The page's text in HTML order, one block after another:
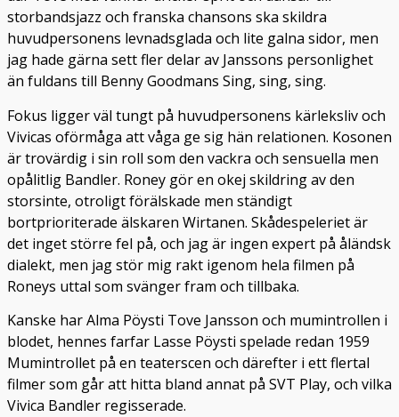
storbandsjazz och franska chansons ska skildra
huvudpersonens levnadsglada och lite galna sidor, men
jag hade gärna sett fler delar av Janssons personlighet
än fuldans till Benny Goodmans Sing, sing, sing.
Fokus ligger väl tungt på huvudpersonens kärleksliv och
Vivicas oförmåga att våga ge sig hän relationen. Kosonen
är trovärdig i sin roll som den vackra och sensuella men
opålitlig Bandler. Roney gör en okej skildring av den
storsinte, otroligt förälskade men ständigt
bortprioriterade älskaren Wirtanen. Skådespeleriet är
det inget större fel på, och jag är ingen expert på åländsk
dialekt, men jag stör mig rakt igenom hela filmen på
Roneys uttal som svänger fram och tillbaka.
Kanske har Alma Pöysti Tove Jansson och mumintrollen i
blodet, hennes farfar Lasse Pöysti spelade redan 1959
Mumintrollet på en teaterscen och därefter i ett flertal
filmer som går att hitta bland annat på SVT Play, och vilka
Vivica Bandler regisserade.